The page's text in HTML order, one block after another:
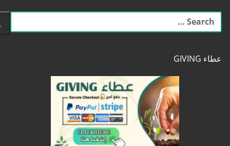
البحث
عن:
عطاء GIVING